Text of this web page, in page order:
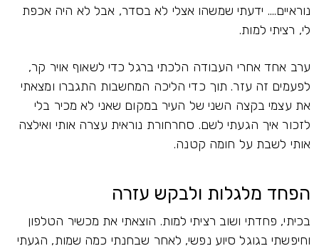
נוראיים.... ידעתי שמשהו אצלי לא בסדר, אבל לא היה אכפת
לי, רציתי למות.
ערב אחד אחרי העבודה הלכתי ברגל כדי לשאוף אויר קר,
לפעמים זה עזר. תוך כדי הליכה המחשבות התגברו ומצאתי
את עצמי בקצה השני של העיר במקום שאני לא מכיר בלי
לזכור איך הגעתי לשם. סחרחורת נוראית עצרה אותי ואילצה
אותי לשבת על חומה קטנה.
הפחד מלגלות ולבקש עזרה
בכיתי, פחדתי ושוב רציתי למות. הוצאתי את מכשיר הטלפון
וחיפשתי בגוגל סיוע נפשי, לאחר שבחנתי כמה שמות, הגעתי